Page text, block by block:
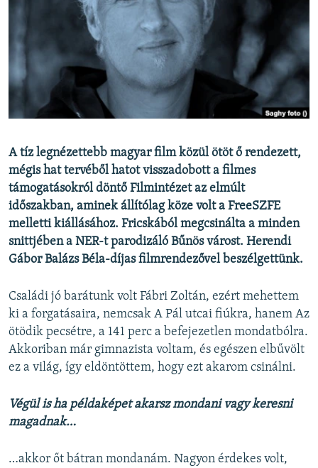
A PÉNZ NYOMÁBAN
EURÓPAI UNIÓ
VILÁG
KLÍMAVÁLTOZÁS
A MÚLT TANULSÁGAI
KÖVESSEN MINKET!
Valamennyi RFE/RL weboldal
A tíz legnézettebb magyar film közül ötöt ő rendezett,
mégis hat tervéből hatot visszadobott a filmes
támogatásokról döntő Filmintézet az elmúlt
időszakban, aminek állítólag köze volt a FreeSZFE
melletti kiállásához. Fricskából megcsinálta a minden
snittjében a NER-t parodizáló Bűnös várost. Herendi
Gábor Balázs Béla-díjas filmrendezővel beszélgettünk.
Családi jó barátunk volt Fábri Zoltán, ezért mehettem
ki a forgatásaira, nemcsak A Pál utcai fiúkra, hanem Az
ötödik pecsétre, a 141 perc a befejezetlen mondatbólra.
Akkoriban már gimnazista voltam, és egészen elbűvölt
ez a világ, így eldöntöttem, hogy ezt akarom csinálni.
Végül is ha példaképet akarsz mondani vagy keresni
magadnak…
…akkor őt bátran mondanám. Nagyon érdekes volt,